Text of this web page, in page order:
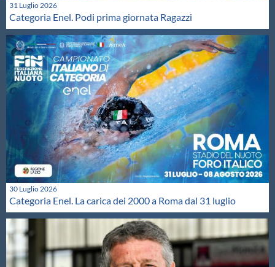
31 Luglio 2026
Categoria Enel. Podi prima giornata Ragazzi
30 Luglio 2026
Categoria Enel. La carica dei 2000 a Roma dal 31 luglio